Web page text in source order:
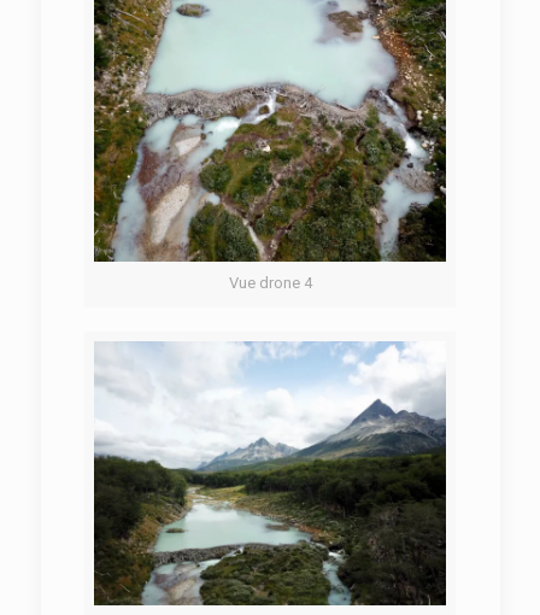
Vue drone 4